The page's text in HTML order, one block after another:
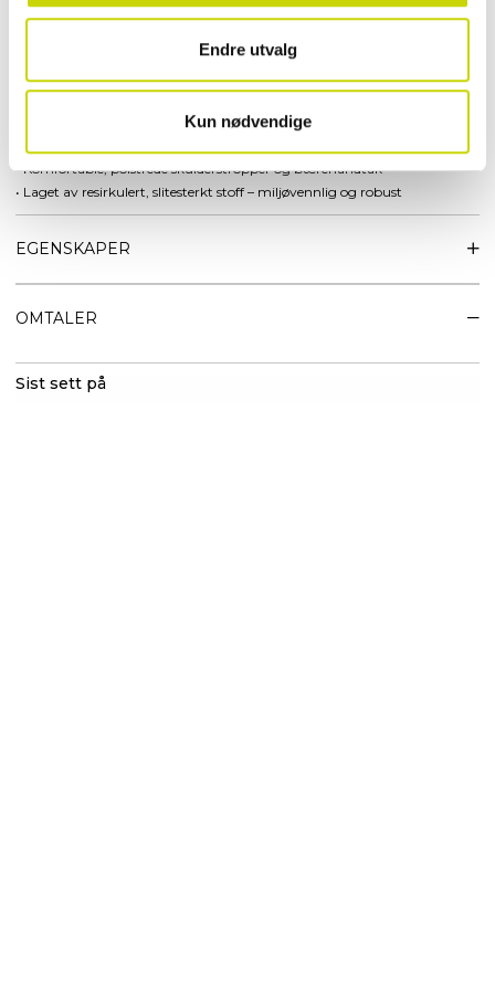
Endre utvalg
Kun nødvendige
Spesifikasjoner:
• J-formet glidelås for enkel tilgang til hovedrommet
• Polstret laptop-lomme som passer opptil 16” bærbar PC
• Aluminiumskrok for sikker lukking og hurtig åpning
• Flere smarte oppbevaringslommer for småting og dokumenter
• Komfortable, polstrede skulderstropper og bærehåndtak
• Laget av resirkulert, slitesterkt stoff – miljøvennlig og robust
EGENSKAPER
OMTALER
Sist sett på